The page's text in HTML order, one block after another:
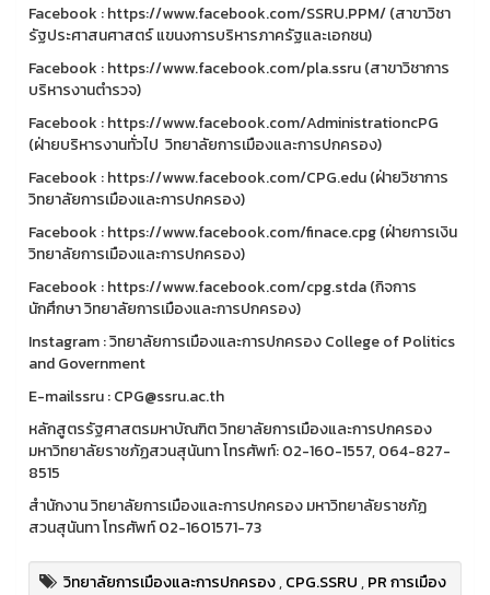
Facebook : https://www.facebook.com/SSRU.PPM/ (สาขาวิชา
รัฐประศาสนศาสตร์ แขนงการบริหารภาครัฐและเอกชน)
Facebook : https://www.facebook.com/pla.ssru (สาขาวิชาการ
บริหารงานตำรวจ)
Facebook : https://www.facebook.com/AdministrationcPG
(ฝ่ายบริหารงานทั่วไป วิทยาลัยการเมืองและการปกครอง)
Facebook : https://www.facebook.com/CPG.edu (ฝ่ายวิชาการ
วิทยาลัยการเมืองและการปกครอง)
Facebook : https://www.facebook.com/finace.cpg (ฝ่ายการเงิน
วิทยาลัยการเมืองและการปกครอง)
Facebook : https://www.facebook.com/cpg.stda (กิจการ
นักศึกษา วิทยาลัยการเมืองและการปกครอง)
Instagram : วิทยาลัยการเมืองและการปกครอง College of Politics
and Government
E-mailssru : CPG@ssru.ac.th
หลักสูตรรัฐศาสตรมหาบัณฑิต วิทยาลัยการเมืองและการปกครอง
มหาวิทยาลัยราชภัฏสวนสุนันทา โทรศัพท์: 02-160-1557, 064-827-
8515
สำนักงาน วิทยาลัยการเมืองและการปกครอง มหาวิทยาลัยราชภัฏ
สวนสุนันทา โทรศัพท์ 02-1601571-73
วิทยาลัยการเมืองและการปกครอง,CPG.SSRU,PR การเมือง